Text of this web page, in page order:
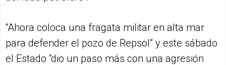
“Ahora coloca una fragata militar en alta mar
para defender el pozo de Repsol” y este sábado
el Estado “dio un paso más con una agresión